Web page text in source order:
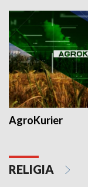
AgroKurier
RELIGIA